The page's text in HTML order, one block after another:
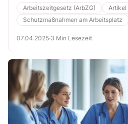
Arbeitszeitgesetz (ArbZG) Artikel
Schutzmaßnahmen am Arbeitsplatz
07.04.2025·3 Min Lesezeit